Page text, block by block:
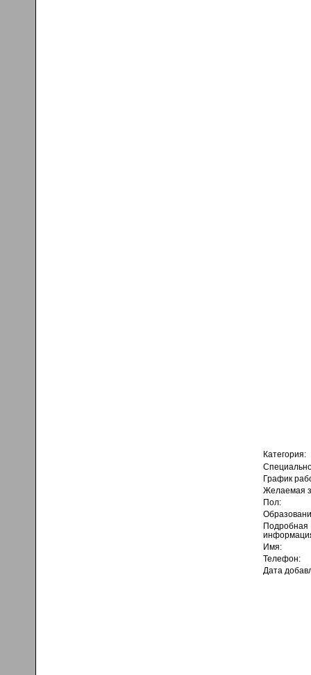
Категория:
График
Желаемая
Пол:
Подробная
Имя:
Телефон:
Дата